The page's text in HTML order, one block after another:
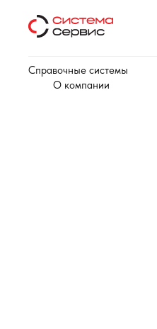
Справочные системы
О компании